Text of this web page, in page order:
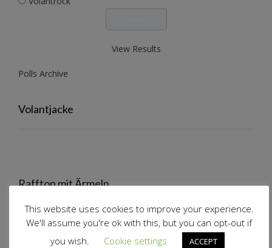
View Results
Polls Archive
Volantjacke
Rafftop mit Ärmeln
This website uses cookies to improve your experience.
We'll assume you're ok with this, but you can opt-out if
you wish.
Cookie settings ACCEPT